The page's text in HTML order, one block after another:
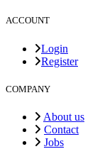
ACCOUNT
Login
Register
COMPANY
About us
Contact
Jobs